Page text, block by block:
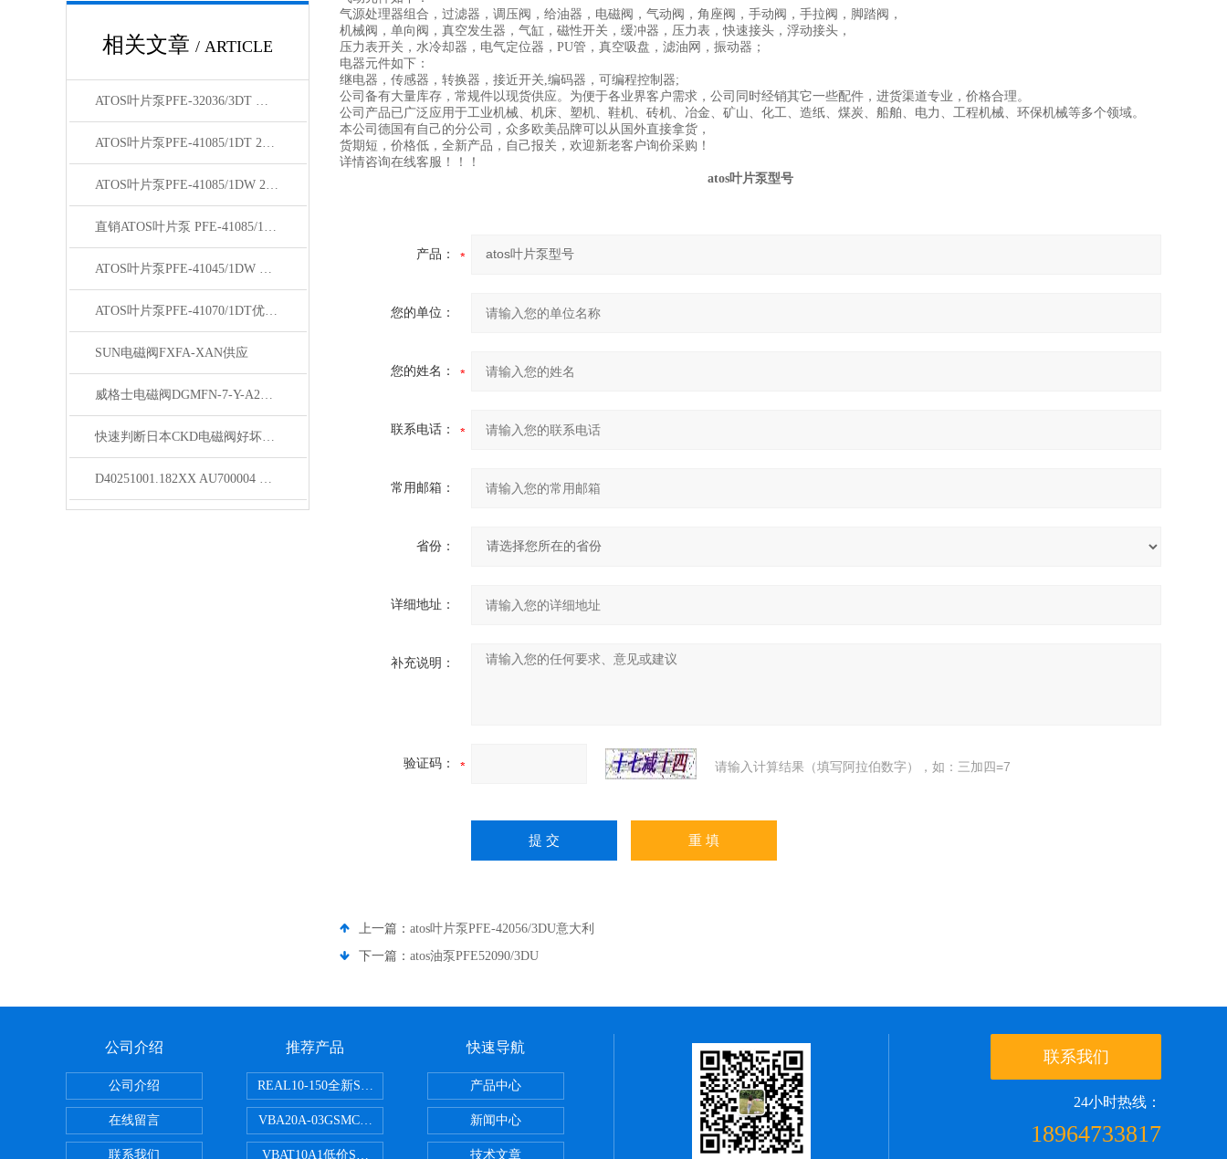
相关文章 / ARTICLE
ATOS叶片泵PFE-32036/3DT 原理
ATOS叶片泵PFE-41085/1DT 20特点
ATOS叶片泵PFE-41085/1DW 20技术说明
直销ATOS叶片泵 PFE-41085/1DW 20有现货中
ATOS叶片泵PFE-41045/1DW 结构说明
ATOS叶片泵PFE-41070/1DT优质货源
SUN电磁阀FXFA-XAN供应
威格士电磁阀DGMFN-7-Y-A2H-B2H-20 产地货源
快速判断日本CKD电磁阀好坏方法
D40251001.182XX AU700004 电磁阀天津特惠
气源处理器组合，过滤器，调压阀，给油器，电磁阀，气动阀，角座阀，手动阀，手拉阀，脚踏阀，
机械阀，单向阀，真空发生器，气缸，磁性开关，缓冲器，压力表，快速接头，浮动接头，
压力表开关，水冷却器，电气定位器，PU管，真空吸盘，滤油网，振动器；
电器元件如下：
继电器，传感器，转换器，接近开关,编码器，可编程控制器;
公司备有大量库存，常规件以现货供应。为便于各业界客户需求，公司同时经销其它一些配件，进货渠道专业，价格合理。
公司产品已广泛应用于工业机械、机床、塑机、鞋机、砖机、冶金、矿山、化工、造纸、煤炭、船舶、电力、工程机械、环保机械等多个领域。
本公司德国有自己的分公司，众多欧美品牌可以从国外直接拿货，
货期短，价格低，全新产品，自己报关，欢迎新老客户询价采购！
详情咨询在线客服！！！
atos叶片泵型号
产品：
您的单位：
您的姓名：
联系电话：
常用邮箱：
省份：
详细地址：
补充说明：
验证码： 请输入计算结果（填写阿拉伯数字），如：三加四=7
上一篇： atos叶片泵PFE-42056/3DU意大利
下一篇： atos油泵PFE52090/3DU
公司介绍
公司介绍
在线留言
联系我们
推荐产品
REAL10-150全新SMC正弦无杆缸REA系列,SMC深圳经销商
VBA20A-03GSMC增压阀VBA-X3145系列,SMC电磁阀优点
VBAT10A1低价SMC储气罐VBAT系列,SMC气动服务网
快速导航
产品中心
新闻中心
技术文章
联系我们
24小时热线：
18964733817